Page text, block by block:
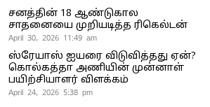
சனத்தின் 18 ஆண்டுகால
சாதனையை முறியடித்த ரிகெல்டன்
April 30, 2026 11:49 am
ஸ்ரேயாஸ் ஐயரை விடுவித்தது ஏன்?
கொல்கத்தா அணியின் முன்னாள்
பயிற்சியாளர் விளக்கம்
April 24, 2026 5:38 pm